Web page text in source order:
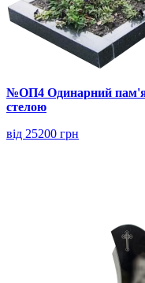
№ОП4 Одинарний
стелою
від 25200 грн